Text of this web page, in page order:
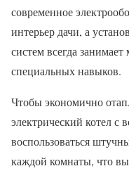
современное
интерьер дачи, а
систем всегда
специальных навыков.
Чтобы экономично
электрический котел
воспользоваться
каждой комнаты, что